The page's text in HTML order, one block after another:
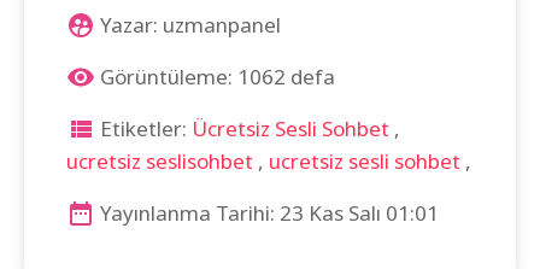
Yazar: uzmanpanel
Görüntüleme: 1062 defa
Etiketler: Ücretsiz Sesli Sohbet ,
ucretsiz seslisohbet , ucretsiz sesli sohbet ,
Yayınlanma Tarihi: 23 Kas Salı 01:01